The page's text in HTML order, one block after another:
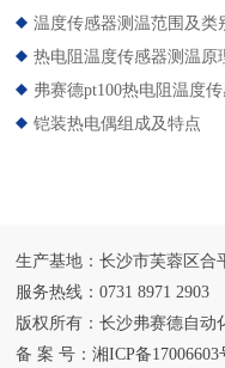
温度传感器测温范围及类
热电阻温度传感器测温原
弗赛德pt100热电阻温度
铠装热电偶组成及特点
生产基地：长沙市芙蓉区合
服务热线：0731 8971 2903
版权所有：长沙弗赛德自动
备 案 号：湘ICP备17006603